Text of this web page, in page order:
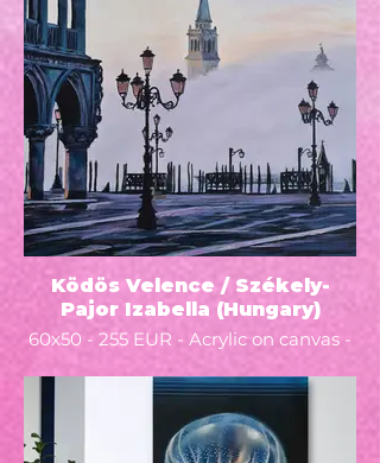
Ködös Velence / Székely-
Pajor Izabella (Hungary)
60x50 - 255 EUR - Acrylic on canvas -
dolgokat, a nem megszokott
mindennapokat, jelenségeket. Téma
választásnál mindig a szÍn vagy a
különlegesség fog meg.